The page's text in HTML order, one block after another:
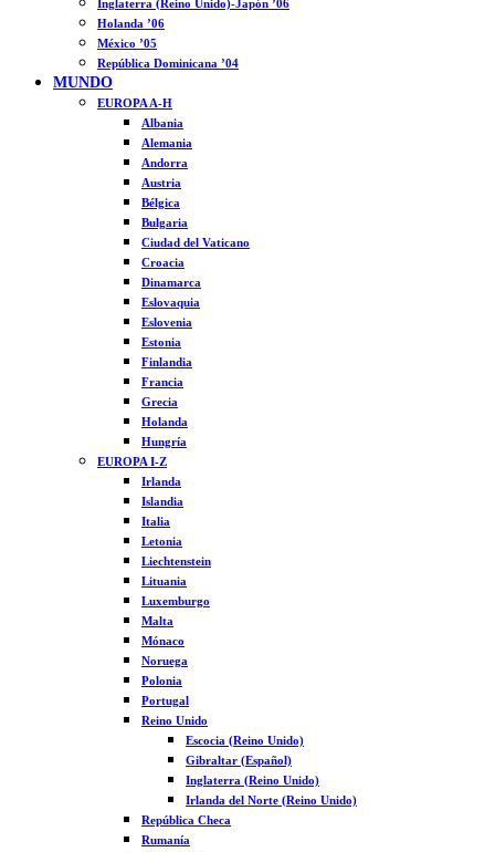
Inglaterra (Reino Unido)-Japón ’06
Holanda ’06
México ’05
República Dominicana ’04
MUNDO
EUROPA A-H
Albania
Alemania
Andorra
Austria
Bélgica
Bulgaria
Ciudad del Vaticano
Croacia
Dinamarca
Eslovaquia
Eslovenia
Estonia
Finlandia
Francia
Grecia
Holanda
Hungría
EUROPA I-Z
Irlanda
Islandia
Italia
Letonia
Liechtenstein
Lituania
Luxemburgo
Malta
Mónaco
Noruega
Polonia
Portugal
Reino Unido
Escocia (Reino Unido)
Gibraltar (Español)
Inglaterra (Reino Unido)
Irlanda del Norte (Reino Unido)
República Checa
Rumanía